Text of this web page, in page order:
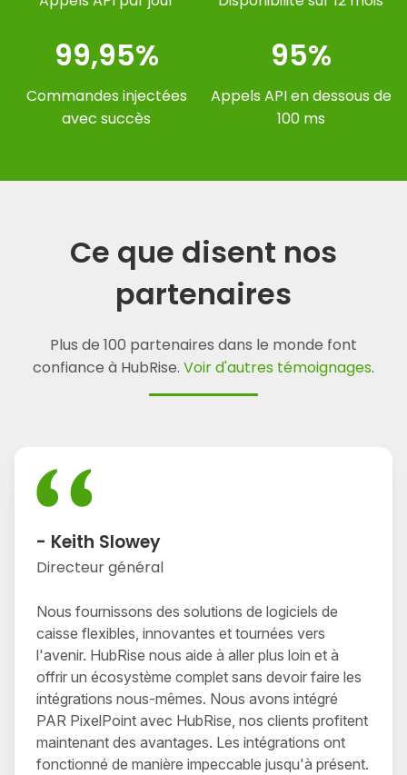
99,95%
Commandes injectées
avec succès
95%
Appels API en dessous de
100 ms
Ce que disent nos
partenaires
Plus de 100 partenaires dans le monde font
confiance à HubRise. Voir d'autres témoignages.
- Keith Slowey
Directeur général
Nous fournissons des solutions de logiciels de
caisse flexibles, innovantes et tournées vers
l'avenir. HubRise nous aide à aller plus loin et à
offrir un écosystème complet sans devoir faire les
intégrations nous-mêmes. Nous avons intégré
PAR PixelPoint avec HubRise, nos clients profitent
maintenant des avantages. Les intégrations ont
fonctionné de manière impeccable jusqu'à présent.